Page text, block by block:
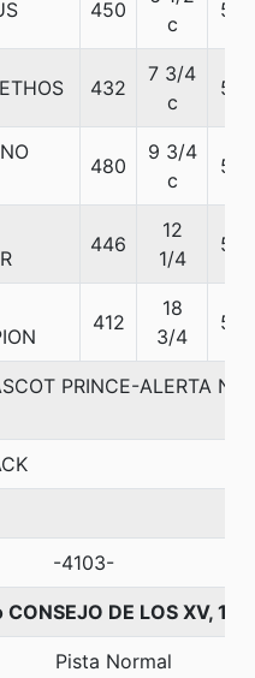
450
c
56
432
7 3/4
c
56
480
9 3/4
c
56
446
12
1/4
56
412
18
3/4
56
PRINCE-ALERTA
-4103-
DE LOS XV,
Pista Normal